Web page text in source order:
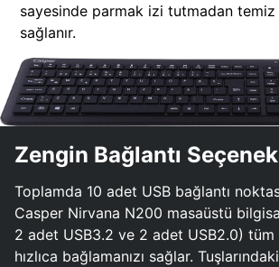
sayesinde parmak izi tutmadan temiz
sağlanır.
Zengin Bağlantı
Toplamda 10 adet USB bağlantı
Casper Nirvana N200 masaüstü
2 adet USB3.2 ve 2 adet USB2.0) tüm
hızlıca bağlamanızı sağlar.